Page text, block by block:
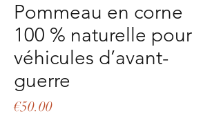
Pommeau en corne
100 % naturelle pour
véhicules d’avant-
guerre
€50.00Price